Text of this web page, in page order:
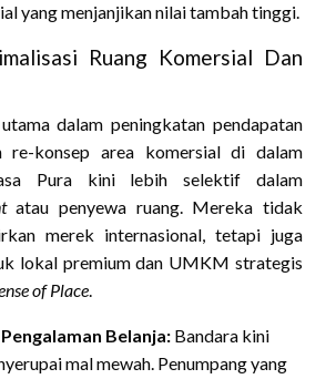
yang menjanjikan nilai tambah tinggi.
Ruang Komersial Dan
dalam peningkatan pendapatan
re-konsep area komersial di dalam
Pura kini lebih selektif dalam
atau penyewa ruang. Mereka tidak
merek internasional, tetapi juga
lokal premium dan UMKM strategis
of Place.
Belanja: Bandara kini
mal mewah. Penumpang yang